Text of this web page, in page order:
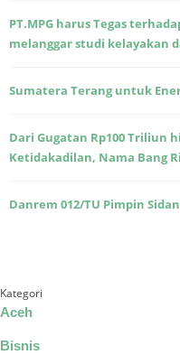
PT.MPG harus Tegas
melanggar studi kelayakan
Sumatera Terang untuk
Dari Gugatan Rp100 Triliun
Ketidakadilan, Nama Bang
Danrem 012/TU Pimpin
Kategori
Aceh
Bisnis